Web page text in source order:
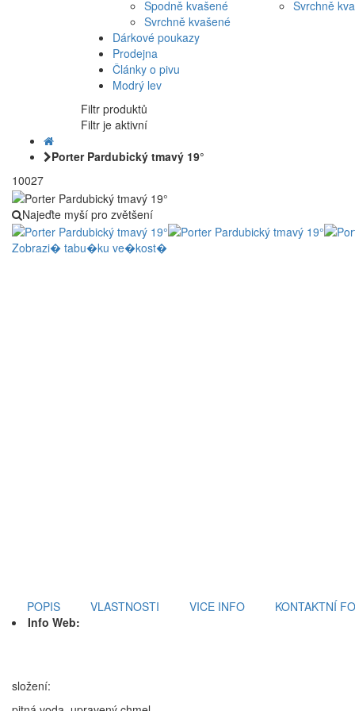
Spodně kvašené
Svrchně kvašené
Svrchně
Dárkové poukazy
Prodejna
Články o pivu
Modrý lev
Filtr produktů
Filtr je aktivní
Porter Pardubický tmavý 19°
10027
Najeďte myší pro zvětšení
Zobrazi� tabu�ku ve�kost�
POPIS
VLASTNOSTI VICE INFO
KONTAKTNÍ
Info Web:
složení: